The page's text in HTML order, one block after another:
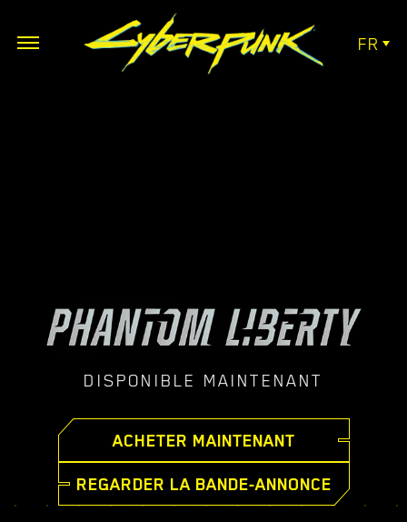
FR
DISPONIBLE MAINTENANT
ACHETER MAINTENANT
REGARDER LA BANDE-ANNONCE